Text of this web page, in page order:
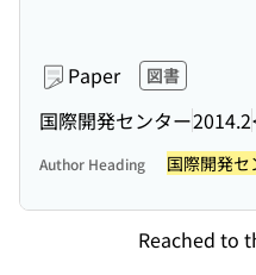
Paper 図書
国際開発センター2014.2
Author Heading 国際開発
Reached to